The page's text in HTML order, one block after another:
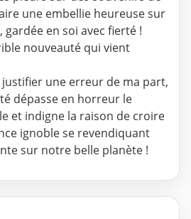
une embellie heureuse sur
gardée en soi avec fierté !
nouveauté qui vient
justifier une erreur de ma part,
dépasse en horreur le
et indigne la raison de croire
ignoble se revendiquant
sur notre belle planète !